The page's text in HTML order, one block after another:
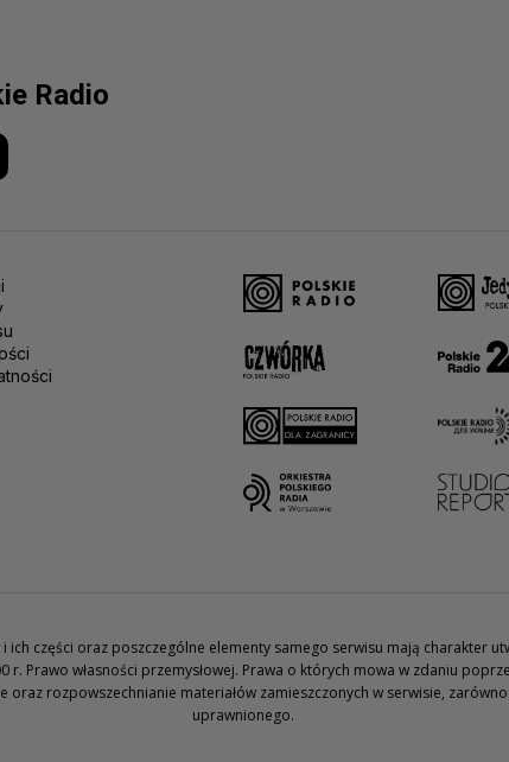
Radio
ich części oraz poszczególne elementy samego serwisu mają
Prawo własności przemysłowej. Prawa o których mowa w zdaniu
rozpowszechnianie materiałów zamieszczonych w serwisie,
uprawnionego.